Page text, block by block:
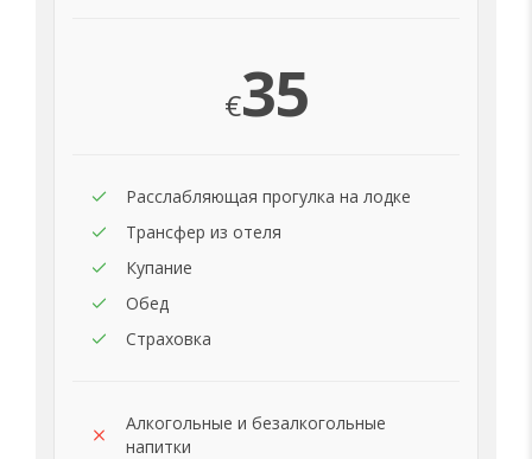
€35
Расслабляющая прогулка на лодке
Трансфер из отеля
Купание
Обед
Страховка
Алкогольные и безалкогольные
напитки